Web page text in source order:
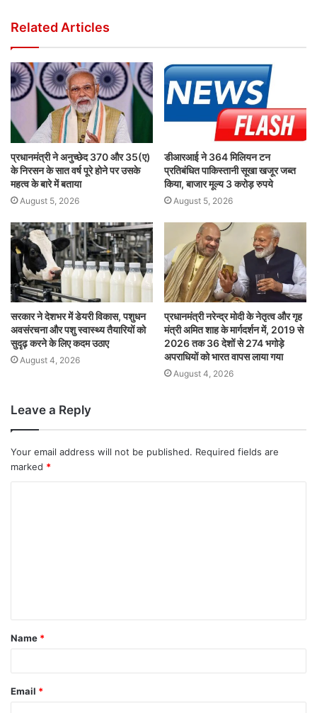
Related Articles
प्रधानमंत्री ने अनुच्छेद 370 और 35(ए)
के निरसन के सात वर्ष पूरे होने पर उसके
महत्व के बारे में बताया
August 5, 2026
डीआरआई ने 364 मिलियन टन
प्रतिबंधित पाकिस्तानी सूखा खजूर जब्त
किया, बाजार मूल्य 3 करोड़ रुपये
August 5, 2026
सरकार ने देशभर में डेयरी विकास, पशुधन
अवसंरचना और पशु स्वास्थ्य तैयारियों को
सुदृढ़ करने के लिए कदम उठाए
August 4, 2026
प्रधानमंत्री नरेन्द्र मोदी के नेतृत्व और गृह
मंत्री अमित शाह के मार्गदर्शन में, 2019 से
2026 तक 36 देशों से 274 भगोड़े
अपराधियों को भारत वापस लाया गया
August 4, 2026
Leave a Reply
Your email address will not be published. Required fields are
marked *
Name *
Email *